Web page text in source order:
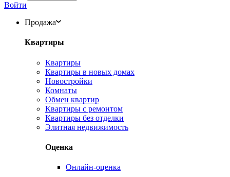
Войти
Продажа
Квартиры
Квартиры
Квартиры в новых домах
Новостройки
Комнаты
Обмен квартир
Квартиры с ремонтом
Квартиры без отделки
Элитная недвижимость
Оценка
Онлайн-оценка